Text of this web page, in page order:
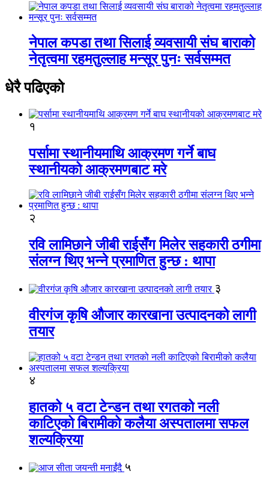
नेपाल कपडा तथा सिलाई व्यवसायी संघ बाराको
नेतृत्वमा रहमतुल्लाह मन्सूर पुनः सर्वसम्मत
धेरै पढिएको
१
पर्सामा स्थानीयमाथि आक्रमण गर्ने बाघ
स्थानीयको आक्रमणबाट मरे
२
रवि लामिछाने जीबी राईसँग मिलेर सहकारी ठगीमा
संलग्न थिए भन्ने प्रमाणित हुन्छ : थापा
३
वीरगंज कृषि औजार कारखाना उत्पादनको लागी
तयार
४
हातको ५ वटा टेन्डन तथा रगतको नली
काटिएको बिरामीको कलैया अस्पतालमा सफल
शल्यक्रिया
५